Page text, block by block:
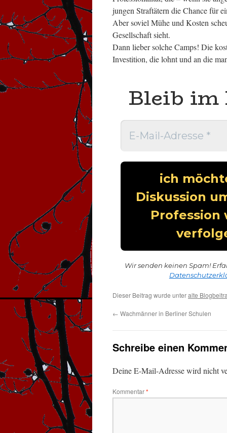
jungen Straftätern die Chance für
Aber soviel Mühe und Kosten
Gesellschaft sieht.
Dann lieber solche Camps! Die
Investition, die lohnt und an die
Bleib im
Wir senden keinen Spam!
Dieser Beitrag wurde unteralte
← Wachmänner in Berliner Schulen
Schreibe einen
Deine E-Mail-Adresse wird nicht
Kommentar*